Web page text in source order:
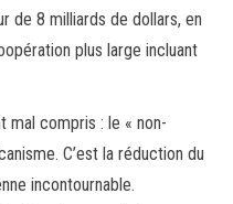
de 8 milliards de dollars, en
plus large incluant
mal compris : le « non-
C’est la réduction du
incontournable.